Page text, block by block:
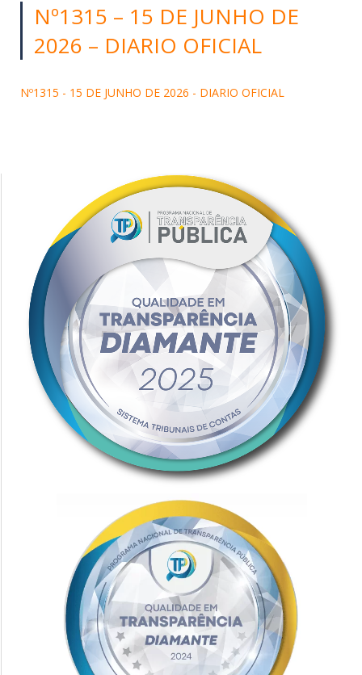
Nº1315 – 15 DE JUNHO DE
2026 – DIARIO OFICIAL
Nº1315 - 15 DE JUNHO DE 2026 - DIARIO OFICIAL